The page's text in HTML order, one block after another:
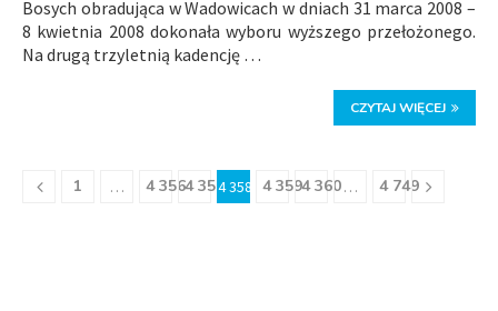
Bosych obradująca w Wadowicach w dniach 31 marca 2008 –
8 kwietnia 2008 dokonała wyboru wyższego przełożonego.
Na drugą trzyletnią kadencję …
CZYTAJ WIĘCEJ
1 … 4 3564 3574 358 4 3594 360… 4 749